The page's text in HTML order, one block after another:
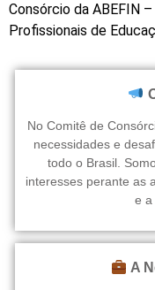
Consórcio da ABEFIN
Profissionais de
No Comitê de
necessidades e
todo o Brasil.
interesses perante as
e a
A